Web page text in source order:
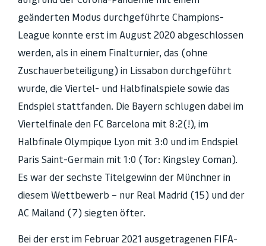
geänderten Modus durchgeführte Champions-
League konnte erst im August 2020 abgeschlossen
werden, als in einem Finalturnier, das (ohne
Zuschauerbeteiligung) in Lissabon durchgeführt
wurde, die Viertel- und Halbfinalspiele sowie das
Endspiel stattfanden. Die Bayern schlugen dabei im
Viertelfinale den FC Barcelona mit 8:2(!), im
Halbfinale Olympique Lyon mit 3:0 und im Endspiel
Paris Saint-Germain mit 1:0 (Tor: Kingsley Coman).
Es war der sechste Titelgewinn der Münchner in
diesem Wettbewerb – nur Real Madrid (15) und der
AC Mailand (7) siegten öfter.
Bei der erst im Februar 2021 ausgetragenen FIFA-